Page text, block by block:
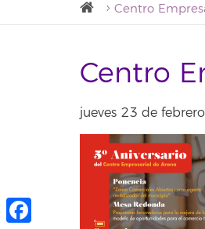
Centro
jueves 23 de